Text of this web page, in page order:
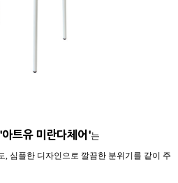
트유 미란다체어'는
, 심플한 디자인으로 깔끔한 분위기를 같이 주